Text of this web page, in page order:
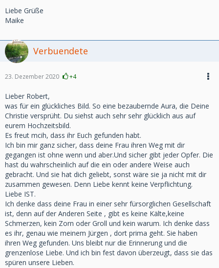
Liebe Grüße
Maike
Verbuendete
23. Dezember 2020 +4
Lieber Robert,
was für ein glückliches Bild. So eine bezaubernde Aura, die Deine
Christie versprüht. Du siehst auch sehr sehr glücklich aus auf
eurem Hochzeitsbild.
Es freut mcih, dass ihr Euch gefunden habt.
Ich bin mir ganz sicher, dass deine Frau ihren Weg mit dir
gegangen ist ohne wenn und aber.Und sicher gibt jeder Opfer. Die
hast du wahrscheinlich auf die ein oder andere Weise auch
gebracht. Und sie hat dich geliebt, sonst wäre sie ja nicht mit dir
zusammen gewesen. Denn Liebe kennt keine Verpflichtung.
Liebe IST.
Ich denke dass deine Frau in einer sehr fürsorglichen Gesellschaft
ist, denn auf der Anderen Seite , gibt es keine Kälte,keine
Schmerzen, kein Zorn oder Groll und kein warum. Ich denke dass
es ihr, genau wie meinem Jürgen , dort prima geht. Sie haben
ihren Weg gefunden. Uns bleibt nur die Erinnerung und die
grenzenlose Liebe. Und ich bin fest davon überzeugt, dass sie das
spüren unsere Lieben.